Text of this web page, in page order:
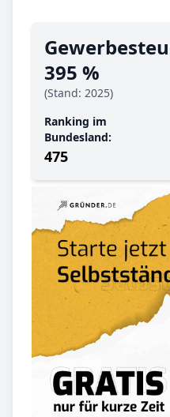
395 %
(Stand: 2025)
Ranking im
Bundesland:
475